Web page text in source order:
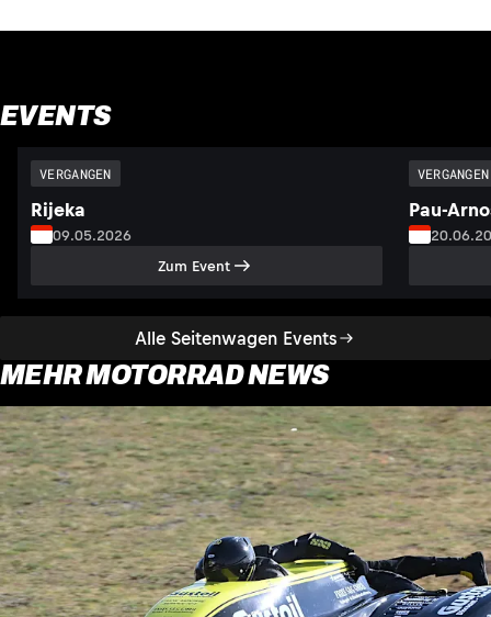
EVENTS
Alle Seitenwagen Events
VERGANGEN
Rijeka
09.05.2026
Zum Event
VERGANGEN
Pau-
MEHR MOTORRAD NEWS